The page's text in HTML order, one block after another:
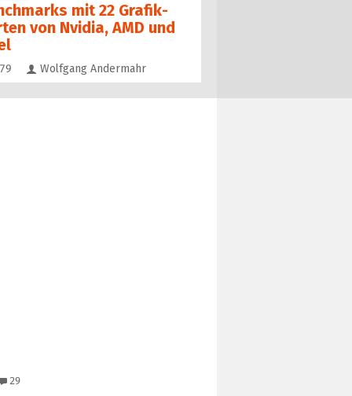
mit 22 Grafik­
von Nvidia, AMD und
Kommentare
Wolfgang Andermahr
29